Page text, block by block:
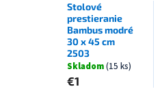
Stolové
prestieranie
Bambus modré
30 x 45 cm
2503
Skladom(15 ks)
€1